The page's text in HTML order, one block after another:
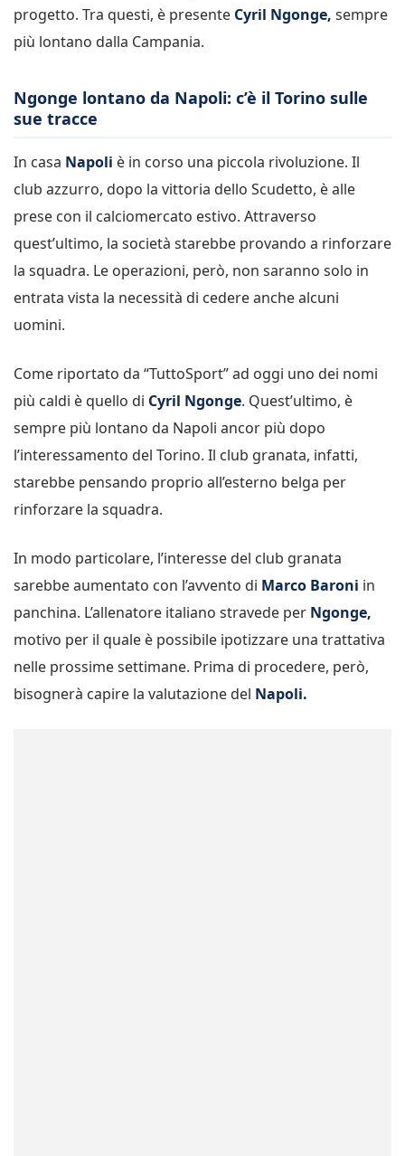
progetto. Tra questi, è presente Cyril Ngonge, sempre
più lontano dalla Campania.
Ngonge lontano da Napoli: c’è il Torino sulle
sue tracce
In casa Napoli è in corso una piccola rivoluzione. Il
club azzurro, dopo la vittoria dello Scudetto, è alle
prese con il calciomercato estivo. Attraverso
quest’ultimo, la società starebbe provando a rinforzare
la squadra. Le operazioni, però, non saranno solo in
entrata vista la necessità di cedere anche alcuni
uomini.
Come riportato da “TuttoSport” ad oggi uno dei nomi
più caldi è quello di Cyril Ngonge. Quest’ultimo, è
sempre più lontano da Napoli ancor più dopo
l’interessamento del Torino. Il club granata, infatti,
starebbe pensando proprio all’esterno belga per
rinforzare la squadra.
In modo particolare, l’interesse del club granata
sarebbe aumentato con l’avvento di Marco Baroni in
panchina. L’allenatore italiano stravede per Ngonge,
motivo per il quale è possibile ipotizzare una trattativa
nelle prossime settimane. Prima di procedere, però,
bisognerà capire la valutazione del Napoli.